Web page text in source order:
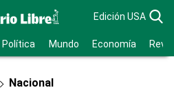
Edición USA
Política Mundo Economía
Nacional